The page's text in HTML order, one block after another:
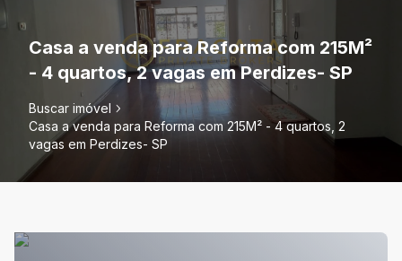
Casa a venda para Reforma com 215M²
- 4 quartos, 2 vagas em Perdizes- SP
Buscar imóvel
Casa a venda para Reforma com 215M² - 4 quartos, 2
vagas em Perdizes- SP